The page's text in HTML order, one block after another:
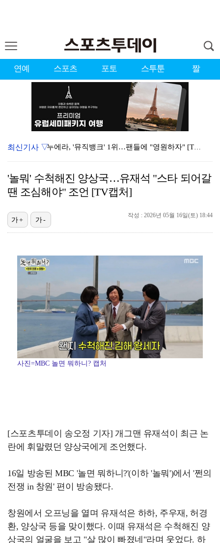
연예 스포츠 포토 스투툰 짤
누에라, '뮤직뱅크' 1위…팬들에 "영원하자" [TV캡…
폭발까지 5분…안보현·정은채, 목숨 건 사투 시작(재벌…
대한축구협회의 '심판 성접대'…최악의 경우 런던 올림픽…
폭발물 지킨 안보현, '악마 교관' 정은채와 재회(재벌…
'1라운드 115위' 김민별, 2라운드 7타 줄이며 7…
최신기사 ▽
'놀뭐' 수척해진 양상국…유재석 "스타 되어갈
땐 조심해야" 조언 [TV캡처]
작성 : 2026년 05월 16일(토) 18:44
가+ 가-
사진=MBC 놀면 뭐하니? 캡처
[스포츠투데이 송오정 기자] 개그맨 유재석이 최근 논
란에 휘말렸던 양상국에게 조언했다.
16일 방송된 MBC '놀면 뭐하니?'(이하 '놀뭐')에서 '쩐의
전쟁 in 창원' 편이 방송됐다.
창원에서 오프닝을 열며 유재석은 하하, 주우재, 허경
환, 양상국 등을 맞이했다. 이때 유재석은 수척해진 양
상국의 얼굴을 보고 "살 많이 빠졌네"라며 웃었다. 하